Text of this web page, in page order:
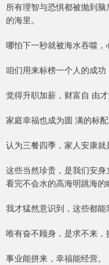
所有理智与恐惧都被抛到
的海里。
哪怕下一秒就被海水吞噬，
咱们用来标榜一个人的成功
觉得升职加薪，财富自 由才
家庭幸福也成为圆 满的标配
认为三餐四季，家人安康就
这些当然珍贵，是我们安
看完不会水的高海明跳海的
我才猛然意识到，这些都能
唯有奋不顾身，是求不来，
事业能拼来，幸福能经营。